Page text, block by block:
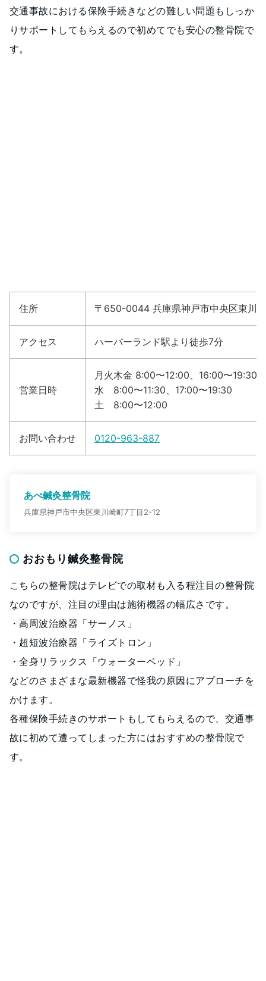
交通事故における保険手続きなどの難しい問題もしっか
りサポートしてもらえるので初めてでも安心の整骨院で
す。
住所 〒650-0044 兵庫県神戸市中央区東川
アクセス ハーバーランド駅より徒歩7分
営業日時
月火木金 8:00〜12:00、16:00〜19:30
水 8:00〜11:30、17:00〜19:30
土 8:00〜12:00
お問い合わせ 0120-963-887
あべ鍼灸整骨院
兵庫県神戸市中央区東川崎町7丁目2-12
おおもり鍼灸整骨院
こちらの整骨院はテレビでの取材も入る程注目の整骨院
なのですが、注目の理由は施術機器の幅広さです。
・高周波治療器「サーノス」
・超短波治療器「ライズトロン」
・全身リラックス「ウォーターベッド」
などのさまざまな最新機器で怪我の原因にアプローチを
かけます。
各種保険手続きのサポートもしてもらえるので、交通事
故に初めて遭ってしまった方にはおすすめの整骨院で
す。